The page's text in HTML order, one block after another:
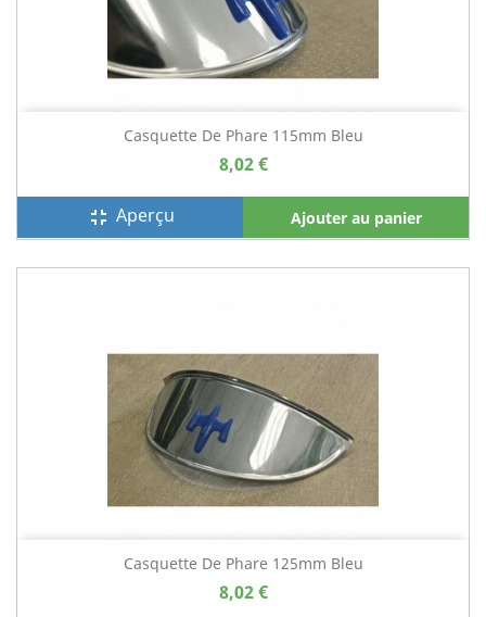
Casquette De Phare 115mm Bleu
8,02 €
fullscreen_exit Aperçu Ajouter au panier
Casquette De Phare 125mm Bleu
8,02 €